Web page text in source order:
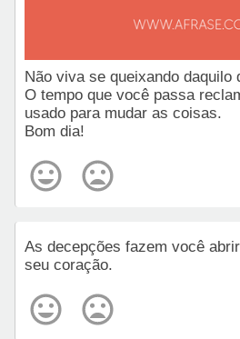
Não viva se queixando daquilo
O tempo que você passa
usado para mudar as coisas.
Bom dia!
As decepções fazem você
seu coração.